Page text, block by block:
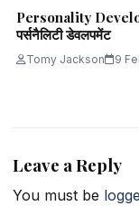
Personality
पर्सनैलिटी डेवलपमेंट
Tomy Jackson 9
Leave a Reply
You must be